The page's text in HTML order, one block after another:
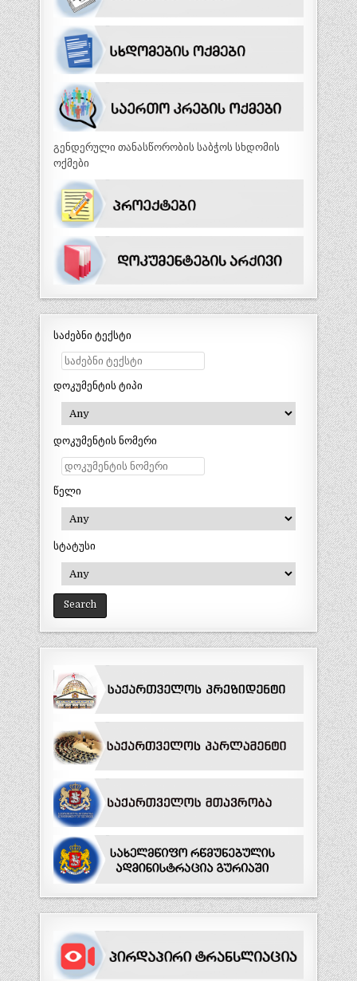
გენდერული თანასწორობის საბჭოს სხდომის
ოქმები
საძებნი ტექსტი
დოკუმენტის ტიპი
დოკუმენტის ნომერი
წელი
სტატუსი